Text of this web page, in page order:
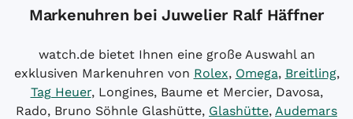
Markenuhren bei Juwelier Ralf Häffner
watch.de bietet Ihnen eine große Auswahl an
exklusiven Markenuhren von Rolex, Omega, Breitling,
Tag Heuer, Longines, Baume et Mercier, Davosa,
Rado, Bruno Söhnle Glashütte, Glashütte, Audemars